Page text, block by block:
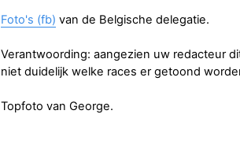
Foto's (fb) van de Belgische delegatie.
Verantwoording: aangezien uw redacteur
niet duidelijk welke races er getoond
Topfoto van George.